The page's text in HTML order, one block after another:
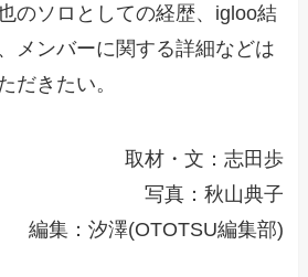
のソロとしての経歴、igloo結
メンバーに関する詳細などは
だきたい。
取材・文：志田歩
写真：秋山典子
編集：汐澤(OTOTSU編集部)